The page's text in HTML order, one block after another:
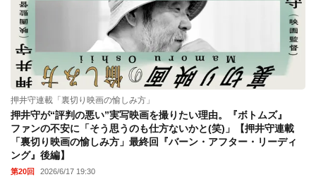
押井守連載「裏切り映画の愉しみ方」
押井守が“評判の悪い”実写映画を撮りたい理由。『ボトムズ』
ファンの不安に「そう思うのも仕方ないかと(笑)」【押井守連載
「裏切り映画の愉しみ方」最終回『バーン・アフター・リーディ
ング』後編】
第20回 2026/6/17 19:30